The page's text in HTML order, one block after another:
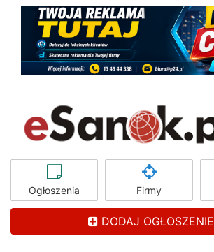
Ogłoszenia Firmy
DODAJ OGŁOSZENIE